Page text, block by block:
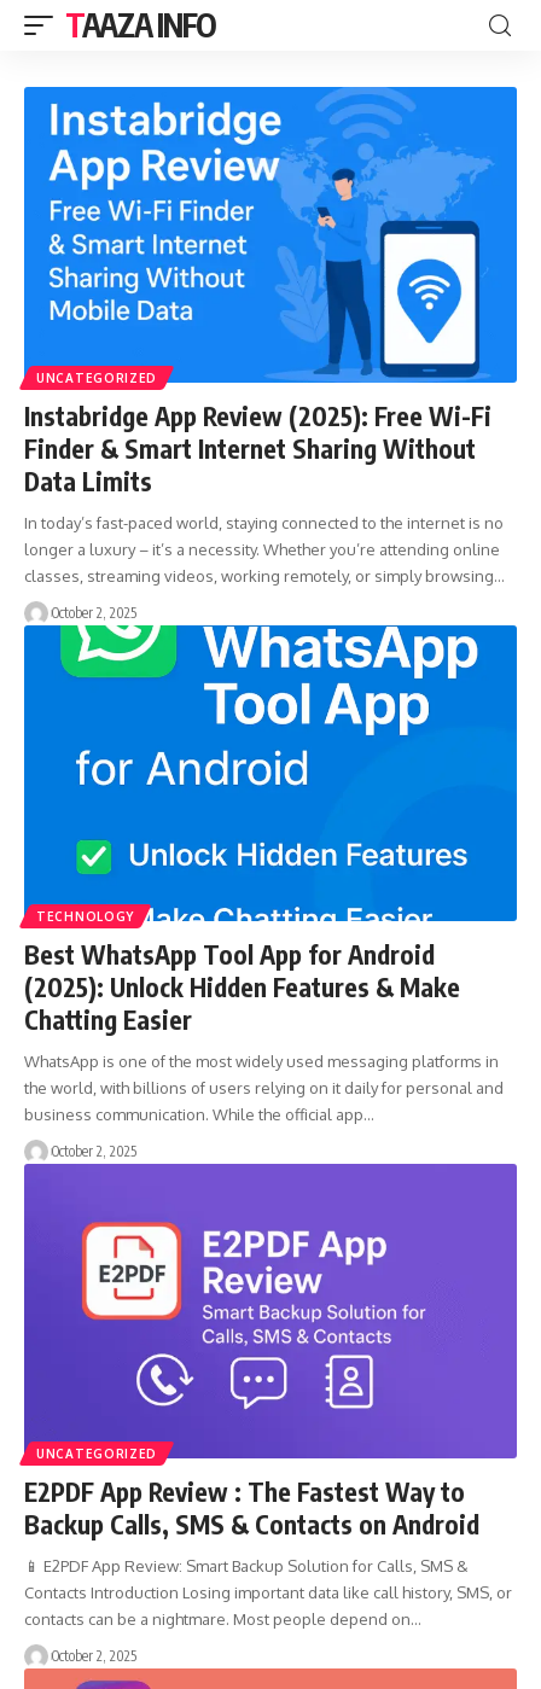
TAAZA INFO
UNCATEGORIZED
Instabridge App Review (2025): Free Wi-Fi
Finder & Smart Internet Sharing Without
Data Limits
In today’s fast-paced world, staying connected to the internet is no
longer a luxury – it’s a necessity. Whether you’re attending online
classes, streaming videos, working remotely, or simply browsing…
October 2, 2025
TECHNOLOGY
Best WhatsApp Tool App for Android
(2025): Unlock Hidden Features & Make
Chatting Easier
WhatsApp is one of the most widely used messaging platforms in
the world, with billions of users relying on it daily for personal and
business communication. While the official app…
October 2, 2025
UNCATEGORIZED
E2PDF App Review : The Fastest Way to
Backup Calls, SMS & Contacts on Android
📱 E2PDF App Review: Smart Backup Solution for Calls, SMS &
Contacts Introduction Losing important data like call history, SMS, or
contacts can be a nightmare. Most people depend on…
October 2, 2025